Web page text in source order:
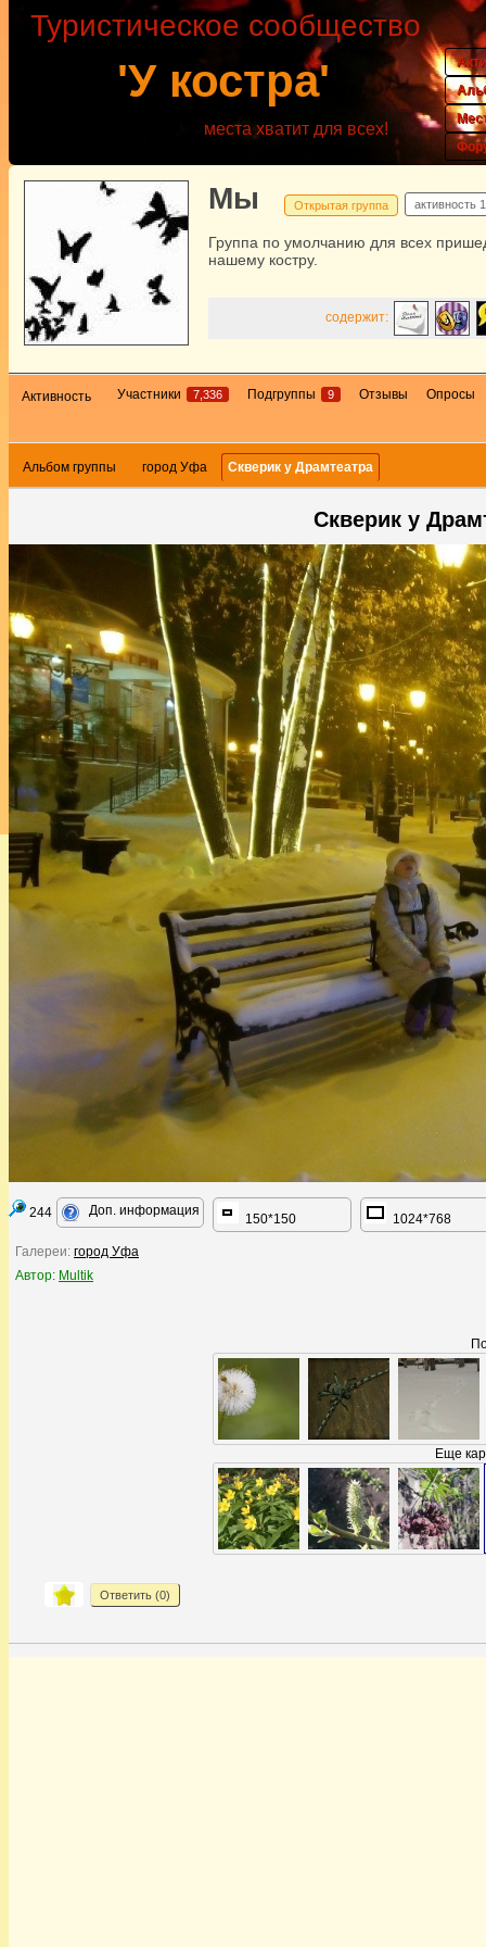
'У костра'
Туристическое сообщество
места хватит для всех!
Мы Открытая группа активность
Группа по умолчанию для всех
нашему костру.
содержит:
Активность Участники 7,336 Подгруппы 9 Отзывы Опросы
Альбом группы город Уфа Скверик у Драмтеатра
Скверик у
244 Доп. информация
150*150 1024*768
Галереи: город Уфа
Автор: Multik
Еще
Ответить (0)